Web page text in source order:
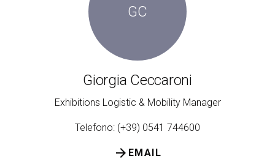
GC
Giorgia Ceccaroni
Exhibitions Logistic & Mobility Manager
Telefono: (+39) 0541 744600
EMAIL
arrow_forward